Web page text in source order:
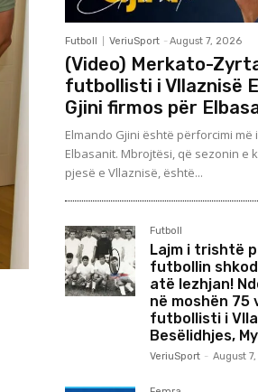
Futboll VeriuSport - August 7, 2026
(Video) Merkato-
futbollisti i Vllaznisë
Gjini firmos për
Elmando Gjini është përforcimi më
Elbasanit. Mbrojtësi, që sezonin e
pjesë e Vllaznisë, është...
Futboll
Lajm i trishtë
futbollin
atë lezhjan!
në moshën 75
futbollisti i
Besëlidhjes,
VeriuSport - August